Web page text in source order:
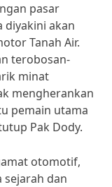
pasar
diyakini akan
Tanah Air.
terobosan-
minat
mengherankan
pemain utama
Pak Dody.
otomotif,
sejarah dan